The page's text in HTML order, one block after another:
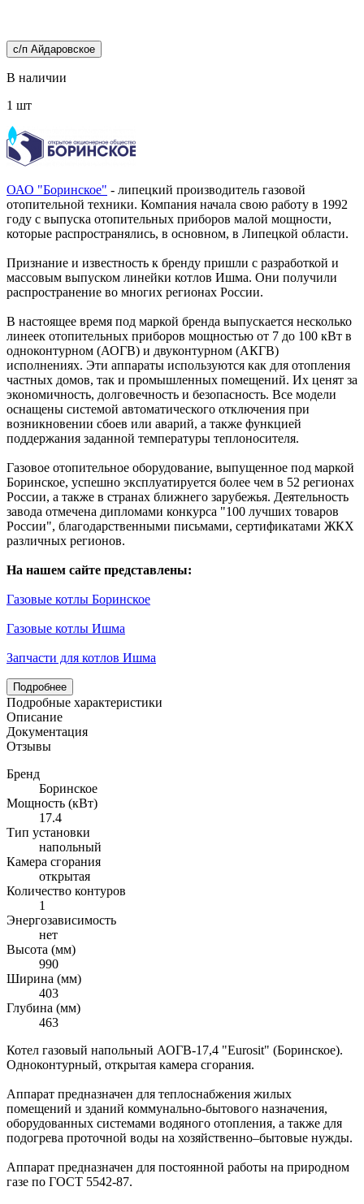
с/п Айдаровское
В наличии
1 шт
ОАО "Боринское" - липецкий производитель газовой
отопительной техники. Компания начала свою работу в 1992
году с выпуска отопительных приборов малой мощности,
которые распространялись, в основном, в Липецкой области.
Признание и известность к бренду пришли с разработкой и
массовым выпуском линейки котлов Ишма. Они получили
распространение во многих регионах России.
В настоящее время под маркой бренда выпускается несколько
линеек отопительных приборов мощностью от 7 до 100 кВт в
одноконтурном (АОГВ) и двуконтурном (АКГВ)
исполнениях. Эти аппараты используются как для отопления
частных домов, так и промышленных помещений. Их ценят за
экономичность, долговечность и безопасность. Все модели
оснащены системой автоматического отключения при
возникновении сбоев или аварий, а также функцией
поддержания заданной температуры теплоносителя.
Газовое отопительное оборудование, выпущенное под маркой
Боринское, успешно эксплуатируется более чем в 52 регионах
России, а также в странах ближнего зарубежья. Деятельность
завода отмечена дипломами конкурса "100 лучших товаров
России", благодарственными письмами, сертификатами ЖКХ
различных регионов.
На нашем сайте представлены:
Газовые котлы Боринское
Газовые котлы Ишма
Запчасти для котлов Ишма
Подробнее
Подробные характеристики
Описание
Документация
Отзывы
Бренд
Боринское
Мощность (кВт)
17.4
Тип установки
напольный
Камера сгорания
открытая
Количество контуров
1
Энергозависимость
нет
Высота (мм)
990
Ширина (мм)
403
Глубина (мм)
463
Котел газовый напольный АОГВ-17,4 "Eurosit" (Боринское).
Одноконтурный, открытая камера сгорания.
Аппарат предназначен для теплоснабжения жилых
помещений и зданий коммунально-бытового назначения,
оборудованных системами водяного отопления, а также для
подогрева проточной воды на хозяйственно–бытовые нужды.
Аппарат предназначен для постоянной работы на природном
газе по ГОСТ 5542-87.